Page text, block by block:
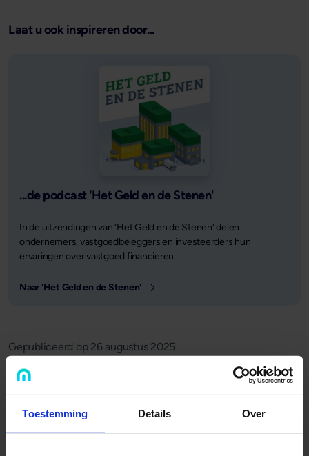
Toestemming Details Over
Laat u ook inspireren door...
...de podcast 'Het Geld en de Stenen'
In de uitzendingen van 'Het Geld en de Stenen' delen
ondernemers, vastgoedbeleggers en investeerders hun
ervaringen over vastgoed financieren.
Naar 'Het Geld en de Stenen'
Gepubliceerd op 26 augustus 2025
Deel op LinkedIn